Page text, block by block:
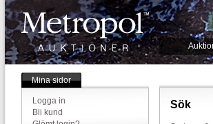
Mina sidor
Logga in
Bli kund
Sök